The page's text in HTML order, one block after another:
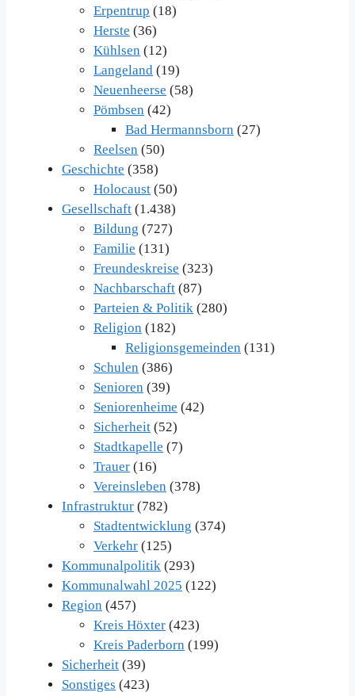
Erpentrup (18)
Herste (36)
Kühlsen (12)
Langeland (19)
Neuenheerse (58)
Pömbsen (42)
Bad Hermannsborn (27)
Reelsen (50)
Geschichte (358)
Holocaust (50)
Gesellschaft (1.438)
Bildung (727)
Familie (131)
Freundeskreise (323)
Nachbarschaft (87)
Parteien & Politik (280)
Religion (182)
Religionsgemeinden (131)
Schulen (386)
Senioren (39)
Seniorenheime (42)
Sicherheit (52)
Stadtkapelle (7)
Trauer (16)
Vereinsleben (378)
Infrastruktur (782)
Stadtentwicklung (374)
Verkehr (125)
Kommunalpolitik (293)
Kommunalwahl 2025 (122)
Region (457)
Kreis Höxter (423)
Kreis Paderborn (199)
Sicherheit (39)
Sonstiges (423)